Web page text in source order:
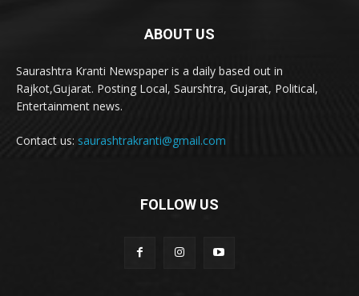
ABOUT US
Saurashtra Kranti Newspaper is a daily based out in
Rajkot,Gujarat. Posting Local, Saurshtra, Gujarat, Political,
Entertainment news.
Contact us: saurashtrakranti@gmail.com
FOLLOW US